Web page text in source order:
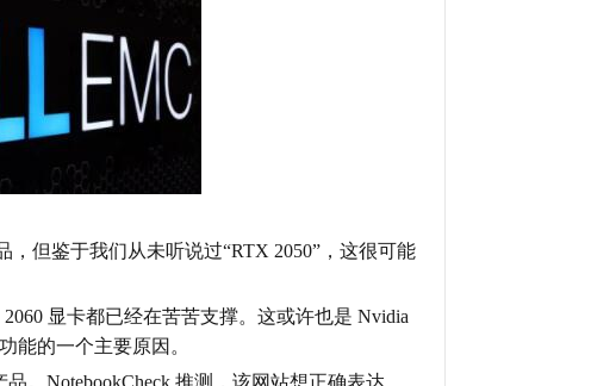
但鉴于我们从未听说过“RTX 2050”，这很可能
显卡都已经在苦苦支撑。这或许也是 Nvidia
能的一个主要原因。
。NotebookCheck 推测，该网站想正确表达